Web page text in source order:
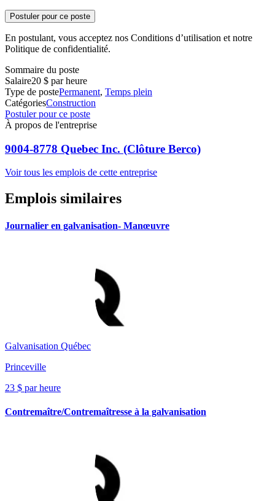
Postuler pour ce poste
En postulant, vous acceptez nos Conditions d’utilisation et notre
Politique de confidentialité.
Sommaire du poste
Salaire20 $ par heure
Type de postePermanent, Temps plein
CatégoriesConstruction
Postuler pour ce poste
À propos de l'entreprise
9004-8778 Quebec Inc. (Clôture Berco)
Voir tous les emplois de cette entreprise
Emplois similaires
Journalier en galvanisation- Manœuvre
Galvanisation Québec
Princeville
23 $ par heure
Contremaître/Contremaîtresse à la galvanisation